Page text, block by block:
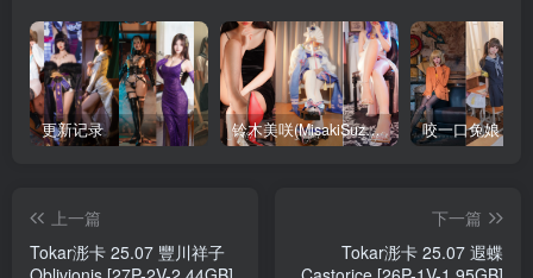
更新记录 铃木美咲(MisakiSuzuki) 合集下载 咬一口兔娘 合
上一篇
Tokar浵卡 25.07 豐川祥子
下一篇
Tokar浵卡 25.07 遐蝶